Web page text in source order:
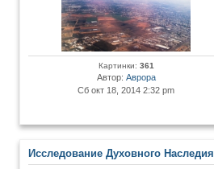
Картинки: 361
Автор: Аврора
Сб окт 18, 2014 2:32 pm
Исследование Духовного Наследия и Древних Артефактов